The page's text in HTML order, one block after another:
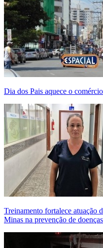
Dia dos Pais aquece o
Treinamento fortalece atuação
Minas na prevenção de